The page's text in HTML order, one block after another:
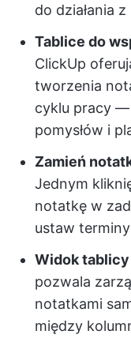
do działania
Tablice do
ClickUp
tworzenia
cyklu pracy —
pomysłów i
Zamień
Jednym
notatkę w
ustaw
Widok tablicy
pozwala
notatkami
między